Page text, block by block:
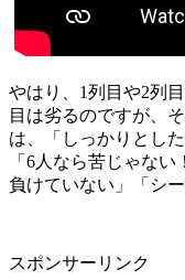
やはり、1列目や2列
目は劣るのですが、
は、「しっかりとし
「6人なら苦じゃな
負けていない」「シ
スポンサーリンク